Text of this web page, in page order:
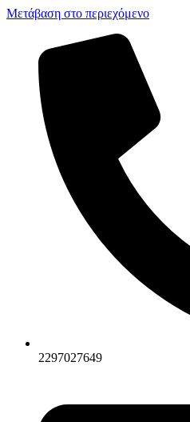
Μετάβαση στο περιεχόμενο
2297027649